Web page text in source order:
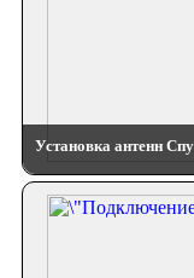
Установка антенн